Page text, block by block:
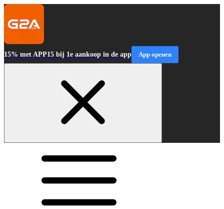
15% met APP15 bij 1e aankoop in de app App openen